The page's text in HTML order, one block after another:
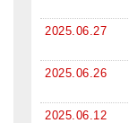
2025.06.27
2025.06.26
2025.06.12